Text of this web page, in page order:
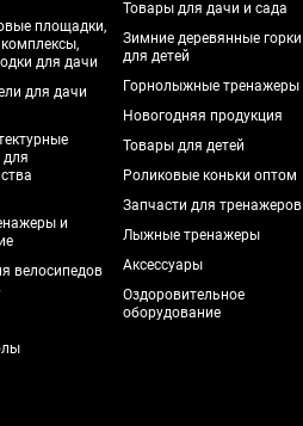
площадки,
для дачи
для дачи
и
велосипедов
Товары для дачи и сада
Зимние деревянные горки
для детей
Горнолыжные тренажеры
Новогодняя продукция
Товары для детей
Роликовые коньки оптом
Запчасти для тренажеров
Лыжные тренажеры
Аксессуары
Оздоровительное
оборудование